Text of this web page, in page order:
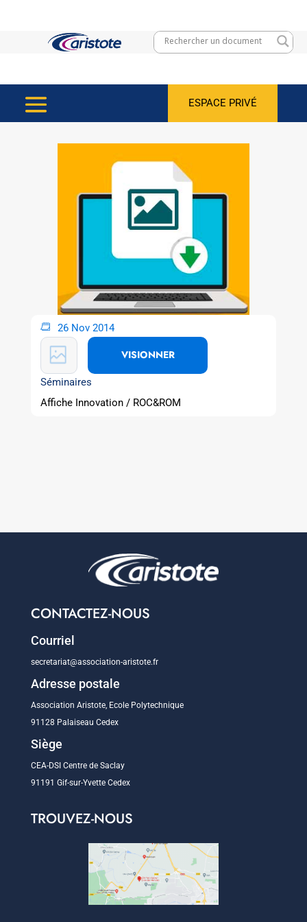
ESPACE PRIVÉ
26 Nov 2014
VISIONNER
Séminaires
Affiche Innovation / ROC&ROM
CONTACTEZ-NOUS
Courriel
secretariat@association-aristote.fr
Adresse postale
Association Aristote, Ecole Polytechnique
91128 Palaiseau Cedex
Siège
CEA-DSI Centre de Saclay
91191 Gif-sur-Yvette Cedex
TROUVEZ-NOUS